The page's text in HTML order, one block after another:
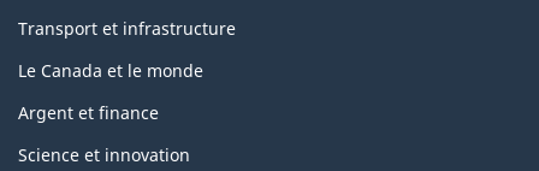
Transport et infrastructure
Le Canada et le monde
Argent et finance
Science et innovation